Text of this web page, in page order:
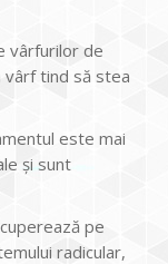
vârfurilor de
tind să stea
este mai
și sunt
pe
radicular,